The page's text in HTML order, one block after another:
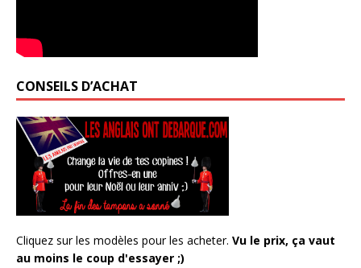
CONSEILS D’ACHAT
Cliquez sur les modèles pour les acheter. Vu le prix, ça vaut
au moins le coup d'essayer ;)